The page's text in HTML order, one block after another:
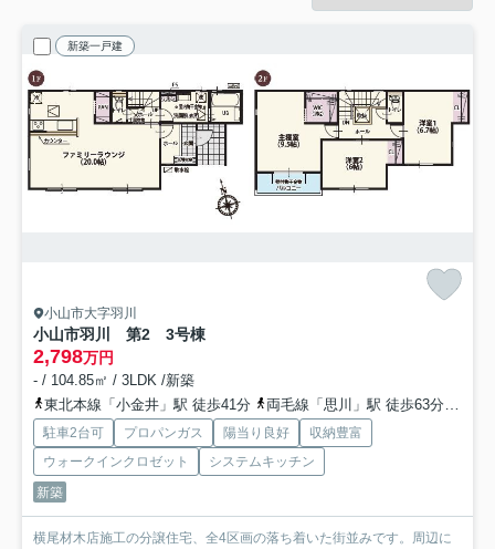
新築一戸建
小山市大字羽川
小山市羽川 第2 3号棟
2,798万円
- / 104.85㎡ / 3LDK /新築
東北本線「小金井」駅 徒歩41分
両毛線「思川」駅 徒歩63分
駐車2台可 プロパンガス 陽当り良好
収納豊富
ウォークインクロゼット
システムキッチン
新築
横尾材木店施工の分譲住宅、全4区画の落ち着いた街並みです。周辺に